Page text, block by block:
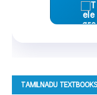
TAMILNADU TEXTBOOKS